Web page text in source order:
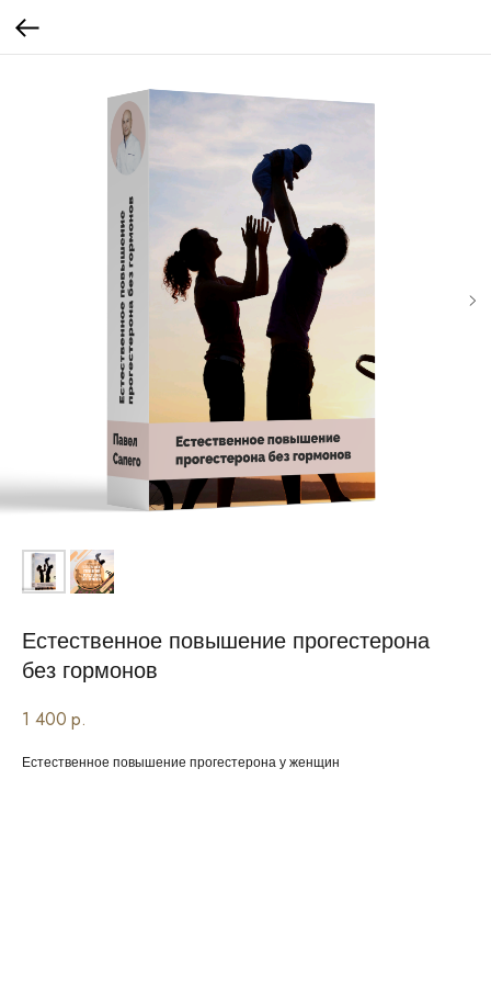
Естественное повышение прогестерона
без гормонов
1 400 р.
Естественное повышение прогестерона у женщин